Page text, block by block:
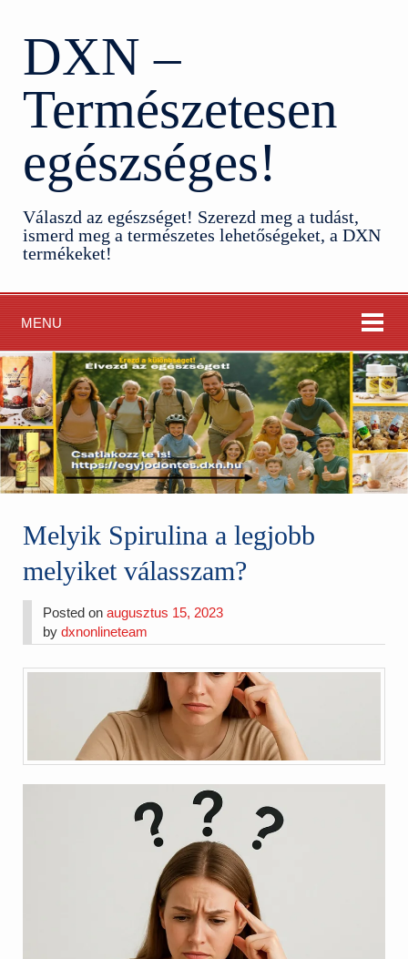
DXN –
Természetesen
egészséges!
Válaszd az egészséget! Szerezd meg a tudást,
ismerd meg a természetes lehetőségeket, a DXN
termékeket!
MENU
Melyik Spirulina a legjobb
melyiket válasszam?
Posted onaugusztus 15, 2023
bydxnonlineteam